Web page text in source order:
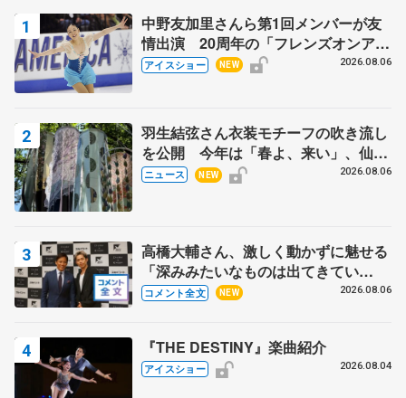
中野友加里さんら第1回メンバーが友
情出演 20周年の「フレンズオンアイ
ス」 宮本賢二さん、有川梨絵さん、
アイスショー NEW 2026.08.06
羽生結弦さん衣装モチーフの吹き流し
を公開 今年は「春よ、来い」、仙台
の瑞鳳殿
ニュース NEW 2026.08.06
高橋大輔さん、激しく動かずに魅せる
「深みみたいなものは出てきてい
る？」 〝兄さん〟と慕うレジェンド
コメント全文 NEW 2026.08.06
『THE DESTINY』楽曲紹介
アイスショー 2026.08.04